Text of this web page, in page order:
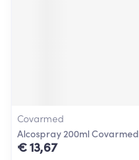
Covarmed
Alcospray 200ml Covarmed
€ 13,67